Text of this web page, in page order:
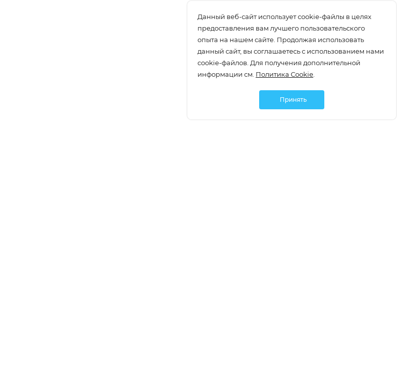
Данный веб-сайт использует cookie-файлы в целях
предоставления вам лучшего пользовательского
опыта на нашем сайте. Продолжая использовать
данный сайт, вы соглашаетесь с использованием нами
cookie-файлов. Для получения дополнительной
информации см. Политика Cookie
Принять